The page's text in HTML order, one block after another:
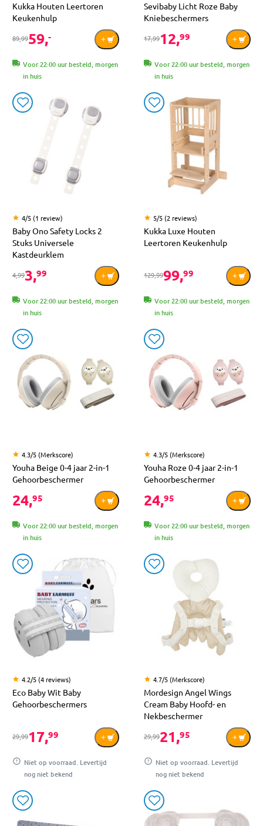
Kukka Houten Leertoren
Keukenhulp
89,9959,-
Voor 22:00 uur besteld, morgen
in huis
Sevibaby Licht Roze Baby
Kniebeschermers
17,9912,99
Voor 22:00 uur besteld, morgen
in huis
4/5 (1 review)
Baby Ono Safety Locks 2
Stuks Universele
Kastdeurklem
4,993,99
Voor 22:00 uur besteld, morgen
in huis
5/5 (2 reviews)
Kukka Luxe Houten
Leertoren Keukenhulp
129,9999,99
Voor 22:00 uur besteld, morgen
in huis
4.3/5 (Merkscore)
Youha Beige 0-4 jaar 2-in-1
Gehoorbeschermer
24,95
Voor 22:00 uur besteld, morgen
in huis
4.3/5 (Merkscore)
Youha Roze 0-4 jaar 2-in-1
Gehoorbeschermer
24,95
Voor 22:00 uur besteld, morgen
in huis
4.2/5 (4 reviews)
Eco Baby Wit Baby
Gehoorbeschermers
29,9917,99
Niet op voorraad. Levertijd
nog niet bekend
4.7/5 (Merkscore)
Mordesign Angel Wings
Cream Baby Hoofd- en
Nekbeschermer
29,9921,95
Niet op voorraad. Levertijd
nog niet bekend